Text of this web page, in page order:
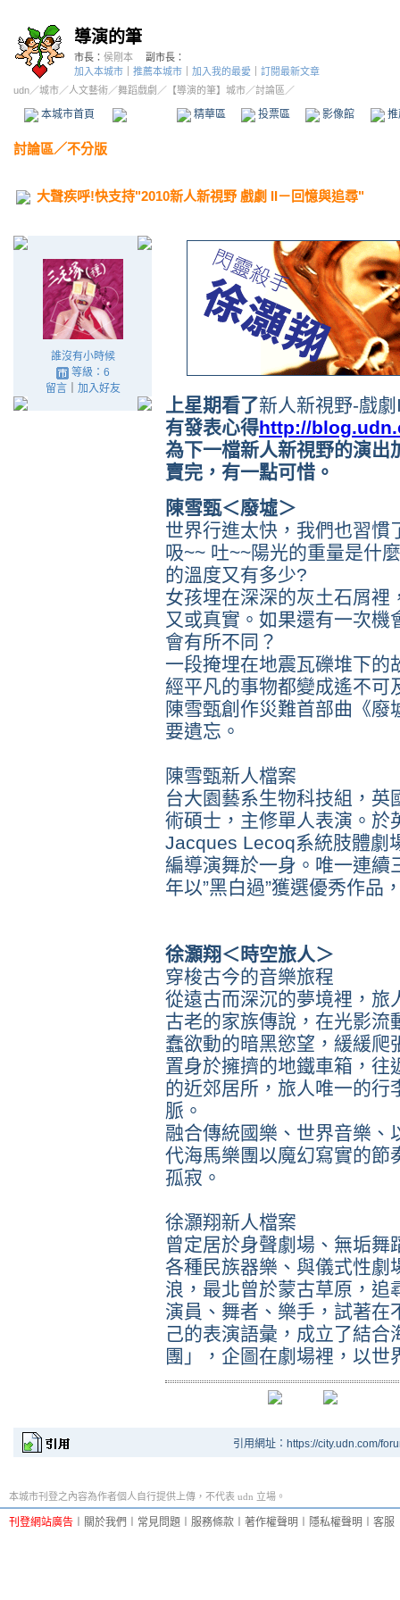
導演的筆
市長： 侯剛本
副市長：
加入本城市
推薦本城市 加入我的最愛
訂閱最新文章
udn／城市／人文藝術／舞蹈戲劇 ／ 【導演的筆】城市／討論區／
本城市首頁 精華區 投票區 影像館
討論區／不分版
大聲疾呼!快支持"2010新人新視野 戲劇 II－回憶與追尋"
誰沒有小時候
等級：6
留言｜ 加入好友
上星期看了新人新視野-戲
有發表心得http://
為下一檔新人新視野的演出
賣完，有一點可惜。
陳雪甄＜廢墟＞
世界行進太快，我們也習慣
吸~~ 吐~~陽光的重量是什
的溫度又有多少?
女孩埋在深深的灰土石屑裡
又或真實。如果還有一次機
會有所不同？
一段掩埋在地震瓦礫堆下的
經平凡的事物都變成遙不可
陳雪甄創作災難首部曲《
要遺忘。
陳雪甄新人檔案
台大園藝系生物科技組，
術碩士，主修單人表演。
Jacques Lecoq系統肢體劇
編導演舞於一身。唯一連續
年以”黑白過”獲選優秀作品
徐灝翔＜時空旅人＞
穿梭古今的音樂旅程
從遠古而深沉的夢境裡，旅
古老的家族傳說，在光影流
蠢欲動的暗黑慾望，緩緩
置身於擁擠的地鐵車箱，往
的近郊居所，旅人唯一的行
脈。
融合傳統國樂、世界音樂、
代海馬樂團以魔幻寫實的節
孤寂。
徐灝翔新人檔案
曾定居於身聲劇場、無垢舞
各種民族器樂、與儀式性劇
浪，最北曾於蒙古草原，追
演員、舞者、樂手，試著在
己的表演語彙，成立了結
團」，企圖在劇場裡，以
引用網址：https://city.udn.com/
本城市刊登之內容為作者個人自行提供上傳，不代表 udn 立場。
刊登網站廣告 關於我們 常見問題 服務條款 著作權聲明 隱私權聲明 客服